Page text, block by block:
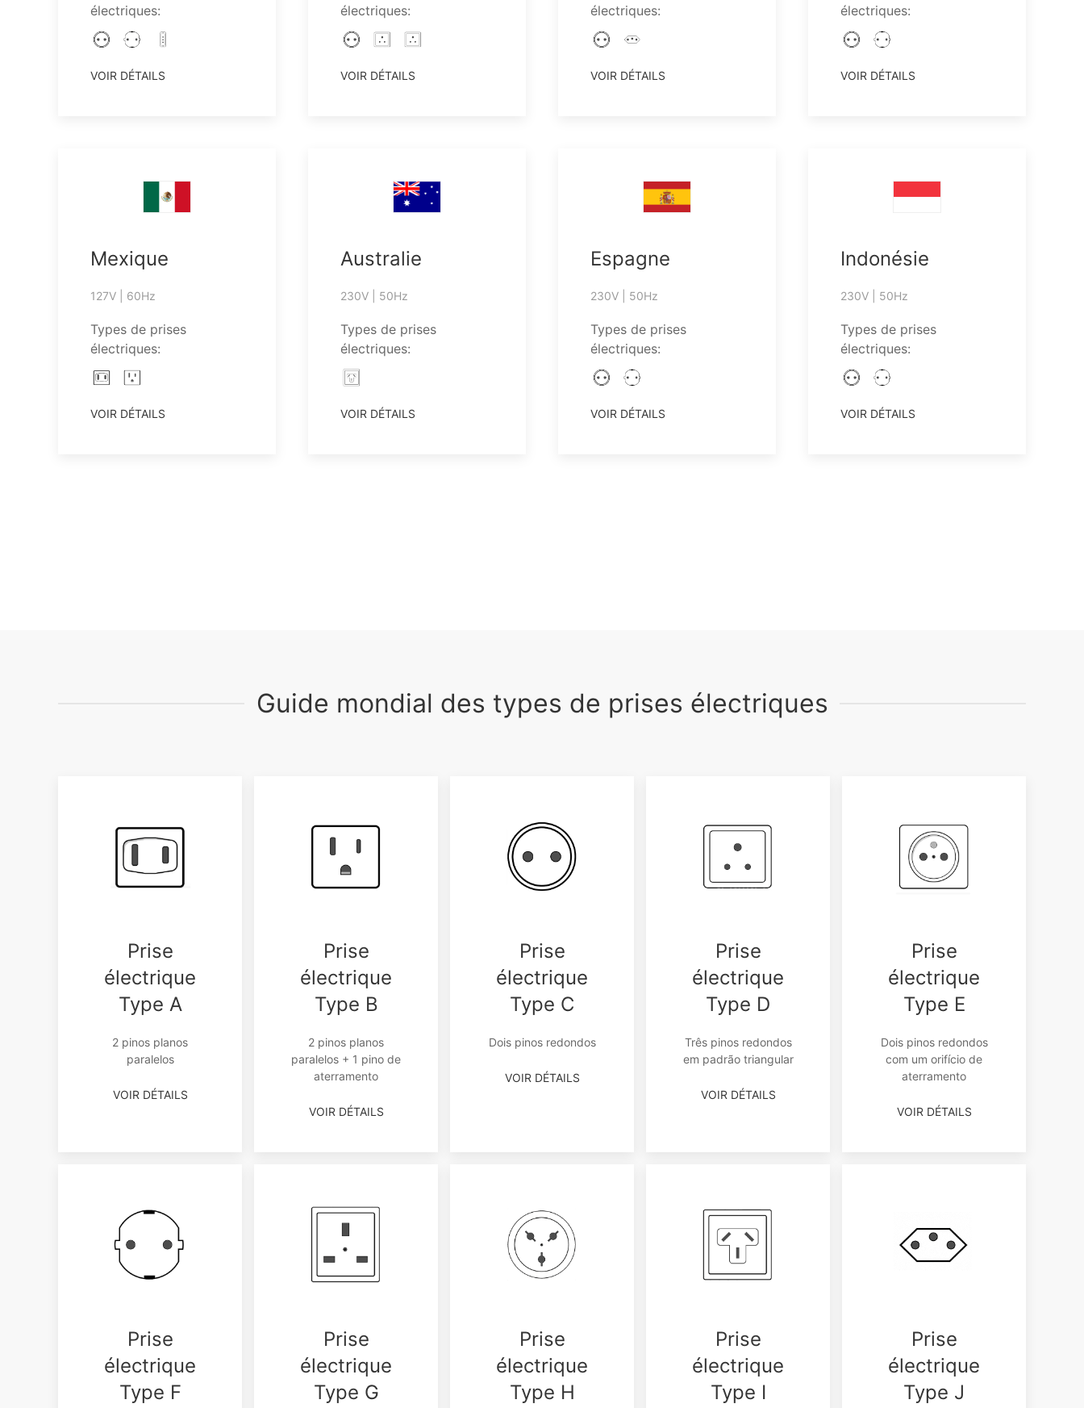
électriques:
VOIR DÉTAILS
électriques:
VOIR DÉTAILS
électriques:
VOIR DÉTAILS
électriques:
VOIR DÉTAILS
Mexique
127V | 60Hz
Types de prises
électriques:
VOIR DÉTAILS
Australie
230V | 50Hz
Types de prises
électriques:
VOIR DÉTAILS
Espagne
230V | 50Hz
Types de prises
électriques:
VOIR DÉTAILS
Indonésie
230V | 50Hz
Types de prises
électriques:
VOIR DÉTAILS
Guide mondial des types de prises électriques
Prise
électrique
Type A
2 pinos planos
paralelos
VOIR DÉTAILS
Prise
électrique
Type B
2 pinos planos
paralelos + 1 pino de
aterramento
VOIR DÉTAILS
Prise
électrique
Type C
Dois pinos redondos
VOIR DÉTAILS
Prise
électrique
Type D
Três pinos redondos
em padrão triangular
VOIR DÉTAILS
Prise
électrique
Type E
Dois pinos redondos
com um orifício de
aterramento
VOIR DÉTAILS
Prise
électrique
Type F
Prise
électrique
Type G
Prise
électrique
Type H
Prise
électrique
Type I
Prise
électrique
Type J